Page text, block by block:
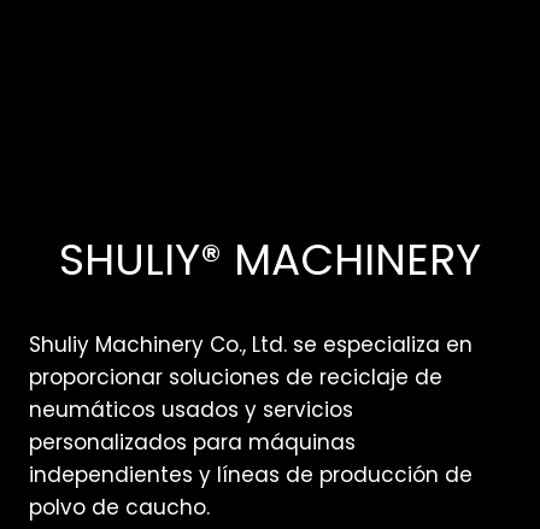
SHULIY® MACHINERY
Shuliy Machinery Co., Ltd. se especializa en
proporcionar soluciones de reciclaje de
neumáticos usados y servicios
personalizados para máquinas
independientes y líneas de producción de
polvo de caucho.